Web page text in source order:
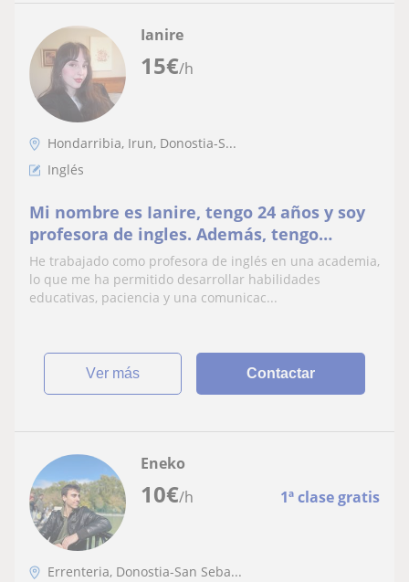
15€/h
Ianire
Hondarribia, Irun, Donostia-S...
Inglés
Mi nombre es Ianire, tengo 24 años y soy
profesora de ingles. Además, tengo
carrera universitaria y se me da muy bien
la historia.
He trabajado como profesora de inglés en una academia,
lo que me ha permitido desarrollar habilidades
educativas, paciencia y una comunicac...
ver más Contactar
10€/h 1ª clase gratis
Eneko
Errenteria, Donostia-San Seba...